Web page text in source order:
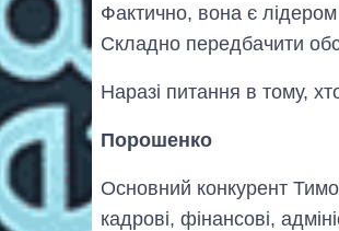
Фактично, вона є лідером
Складно передбачити
Наразі питання в тому,
Порошенко
Основний конкурент
кадрові, фінансові,